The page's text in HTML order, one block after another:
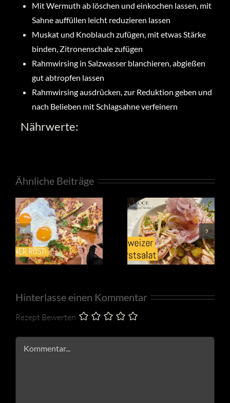
Mit Wermuth ab löschen und einkochen lassen, mit
Sahne auffüllen leicht reduzieren lassen
Muskat und Knoblauch zufügen, mit etwas Stärke
binden, Zitronenschale zufügen
Rahmwirsing in Salzwasser blanchieren, abgießen
gut abtropfen lassen
Rahmwirsing ausdrücken, zur Reduktion geben und
nach Belieben mit Schlagsahne verfeinern
Nährwerte:
Ähnliche Beiträge
Hinterlasse einen Kommentar
Rezept Bewerten
Kommentar